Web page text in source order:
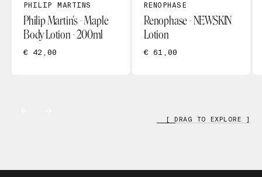
PHILIP MARTINS
Philip Martin's - Maple
Body Lotion - 200ml
€ 42,00
RENOPHASE
Renophase - NEWSKIN
Lotion
€ 61,00
[ DRAG TO EXPLORE ]